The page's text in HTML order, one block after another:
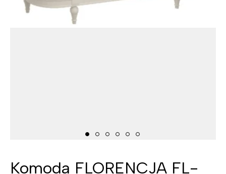
Komoda FLORENCJA FL-